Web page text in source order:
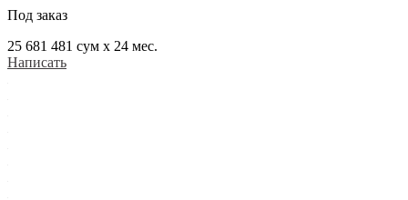
Под заказ
25 681 481 сум x 24 мес.
Написать